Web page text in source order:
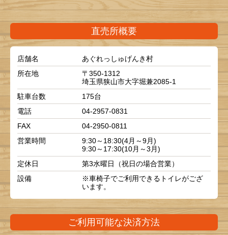
直売所概要
店舗名
あぐれっしゅげんき村
所在地
〒350-1312
埼玉県狭山市大字堀兼2085-1
駐車台数
175台
電話
04-2957-0831
FAX
04-2950-0811
営業時間
9:30～18:30(4月～9月)
9:30～17:30(10月～3月)
定休日
第3水曜日（祝日の場合営業）
設備
※車椅子でご利用できるトイレがござ
います。
ご利用可能な決済方法